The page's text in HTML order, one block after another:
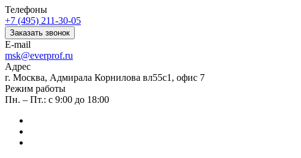
Телефоны
+7 (495) 211-30-05
Заказать звонок
E-mail
msk@everprof.ru
Адрес
г. Москва, Адмирала Корнилова вл55с1, офис 7
Режим работы
Пн. – Пт.: с 9:00 до 18:00